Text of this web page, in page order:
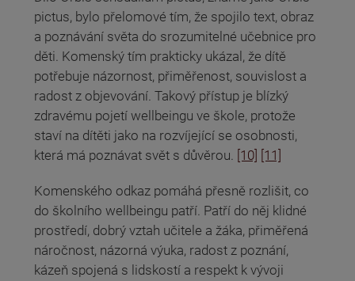
pictus, bylo přelomové tím, že spojilo text, obraz
a poznávání světa do srozumitelné učebnice pro
děti. Komenský tím prakticky ukázal, že dítě
potřebuje názornost, přiměřenost, souvislost a
radost z objevování. Takový přístup je blízký
zdravému pojetí wellbeingu ve škole, protože
staví na dítěti jako na rozvíjející se osobnosti,
která má poznávat svět s důvěrou. [10] [11]
Komenského odkaz pomáhá přesně rozlišit, co
do školního wellbeingu patří. Patří do něj klidné
prostředí, dobrý vztah učitele a žáka, přiměřená
náročnost, názorná výuka, radost z poznání,
kázeň spojená s lidskostí a respekt k vývoji